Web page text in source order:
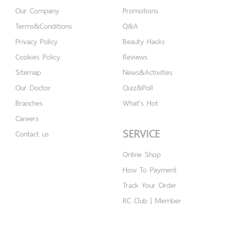
Our Company
Terms&Conditions
Privacy Policy
Cookies Policy
Sitemap
Our Doctor
Branches
Careers
Contact us
Promotions
Q&A
Beauty Hacks
Reviews
News&Activities
Quiz&Poll
What's Hot
SERVICE
Online Shop
How To Payment
Track Your Order
RC Club | Member